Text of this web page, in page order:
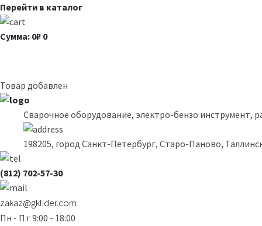
Перейти в каталог
Сумма: 0₽ 0
Товар добавлен
Сварочное оборудование, электро-бензо инструмент,
198205, город Санкт-Петербург, Старо-Паново,
(812) 702-57-30
zakaz@gklider.com
Пн - Пт 9:00 - 18:00